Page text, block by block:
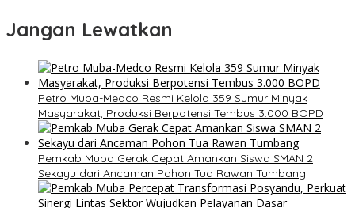
Jangan Lewatkan
Petro Muba-Medco Resmi Kelola 359 Sumur Minyak
Masyarakat, Produksi Berpotensi Tembus 3.000 BOPD
Pemkab Muba Gerak Cepat Amankan Siswa SMAN 2
Sekayu dari Ancaman Pohon Tua Rawan Tumbang